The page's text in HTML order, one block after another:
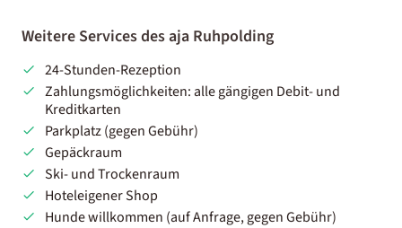
Weitere Services des aja Ruhpolding
24-Stunden-Rezeption
Zahlungsmöglichkeiten: alle gängigen Debit- und
Kreditkarten
Parkplatz (gegen Gebühr)
Gepäckraum
Ski- und Trockenraum
Hoteleigener Shop
Hunde willkommen (auf Anfrage, gegen Gebühr)